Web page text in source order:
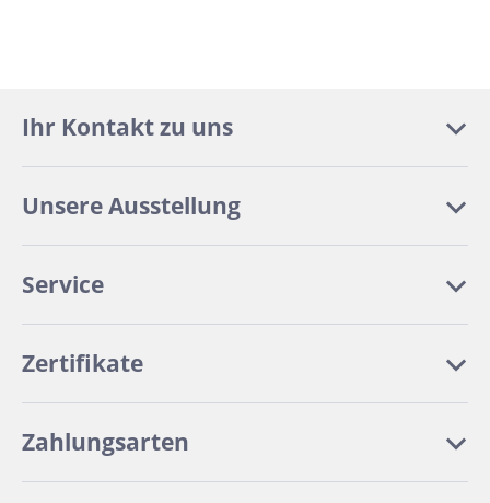
Ihr Kontakt zu uns
Unsere Ausstellung
Service
Zertifikate
Zahlungsarten